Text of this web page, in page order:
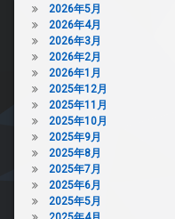
2026年5月
2026年4月
2026年3月
2026年2月
2026年1月
2025年12月
2025年11月
2025年10月
2025年9月
2025年8月
2025年7月
2025年6月
2025年5月